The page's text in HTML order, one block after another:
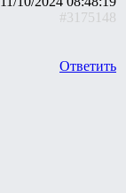
#3175148
Ответить